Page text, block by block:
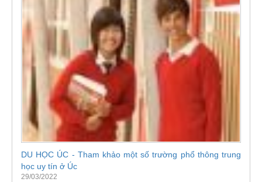
DU HỌC ÚC - Tham khảo một số trường phổ thông trung
học uy tín ở Úc
29/03/2022